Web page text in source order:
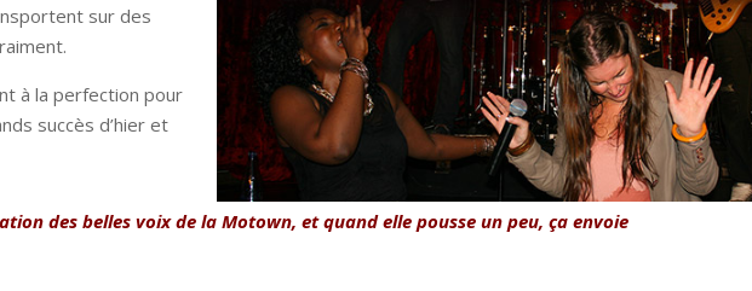
sur des
à la perfection pour
succès d’hier et
des belles voix de la Motown, et quand elle pousse un peu, ça envoie